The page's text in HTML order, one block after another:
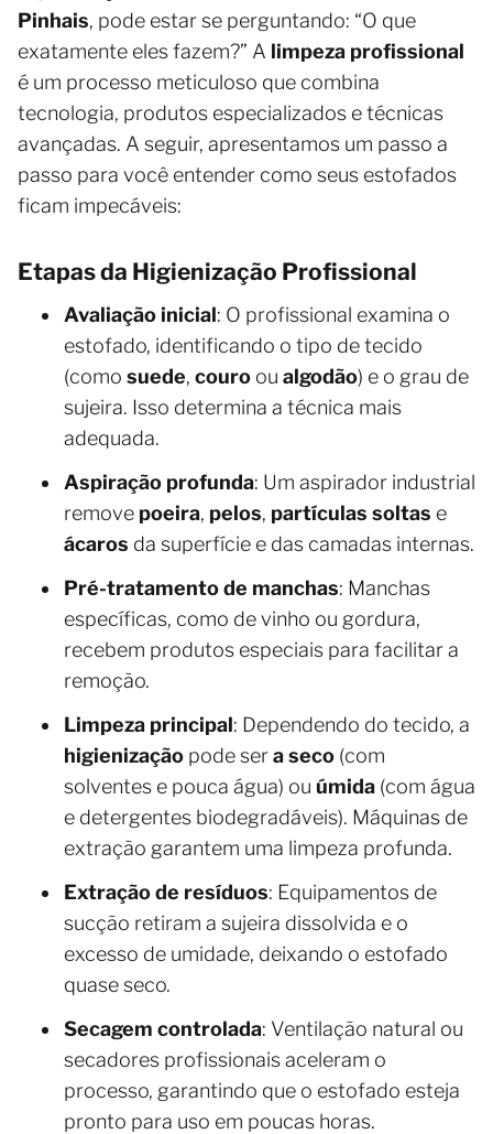
Pinhais, pode estar se perguntando: “O que
exatamente eles fazem?” A limpeza profissional
é um processo meticuloso que combina
tecnologia, produtos especializados e técnicas
avançadas. A seguir, apresentamos um passo a
passo para você entender como seus estofados
ficam impecáveis:
Etapas da Higienização Profissional
Avaliação inicial: O profissional examina o
estofado, identificando o tipo de tecido
(como suede, couro ou algodão) e o grau de
sujeira. Isso determina a técnica mais
adequada.
Aspiração profunda: Um aspirador industrial
remove poeira, pelos, partículas soltas e
ácaros da superfície e das camadas internas.
Pré-tratamento de manchas: Manchas
específicas, como de vinho ou gordura,
recebem produtos especiais para facilitar a
remoção.
Limpeza principal: Dependendo do tecido, a
higienização pode sera seco (com
solventes e pouca água) ou úmida (com água
e detergentes biodegradáveis). Máquinas de
extração garantem uma limpeza profunda.
Extração de resíduos: Equipamentos de
sucção retiram a sujeira dissolvida e o
excesso de umidade, deixando o estofado
quase seco.
Secagem controlada: Ventilação natural ou
secadores profissionais aceleram o
processo, garantindo que o estofado esteja
pronto para uso em poucas horas.